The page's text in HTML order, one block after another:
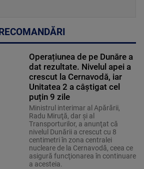
RECOMANDĂRI
Operațiunea de pe Dunăre a
dat rezultate. Nivelul apei a
crescut la Cernavodă, iar
Unitatea 2 a câștigat cel
puțin 9 zile
Ministrul interimar al Apărării,
Radu Miruţă, dar şi al
Transporturilor, a anunţat că
nivelul Dunării a crescut cu 8
centimetri în zona centralei
nucleare de la Cernavodă, ceea ce
asigură funcţionarea în continuare
a acesteia.